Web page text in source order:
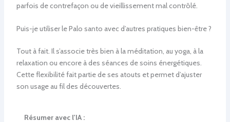
parfois de contrefaçon ou de vieillissement mal contrôlé.
Puis-je utiliser le Palo santo avec d’autres pratiques bien-être ?
Tout à fait. Il s’associe très bien à la méditation, au yoga, à la
relaxation ou encore à des séances de soins énergétiques.
Cette flexibilité fait partie de ses atouts et permet d’ajuster
son usage au fil des découvertes.
Résumer avec l'IA :